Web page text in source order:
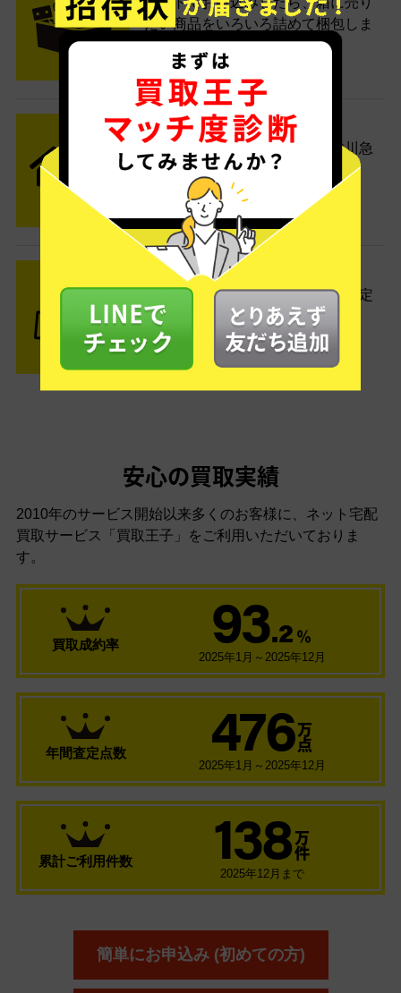
たい商品をいろいろ詰めて梱包しま
す。
STEP2 発送
送料無料でご自宅から発送！佐川急
便がご自宅まで引き取りに伺いま
STEP3 ご入金
査定結果はメールでお知らせ。査定
結果がOKなら金額をお支払い！
安心の買取実績
2010年のサービス開始以来多くのお客様に、 ネット宅配
買取サービス「買取王子」をご利用いただいておりま
す。
買取成約率 93.2 ％
2025年1月～2025年12月
年間査定点数 476 万
点
2025年1月～2025年12月
累計ご利用件数 138 万
件
2025年12月まで
簡単にお申込み (初めての方)